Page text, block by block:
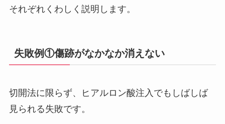
それぞれくわしく説明します。
失敗例①傷跡がなかなか消えない
切開法に限らず、ヒアルロン酸注入でもしばしば
見られる失敗です。